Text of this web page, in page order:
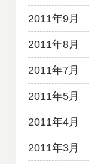
2011年9月
2011年8月
2011年7月
2011年5月
2011年4月
2011年3月